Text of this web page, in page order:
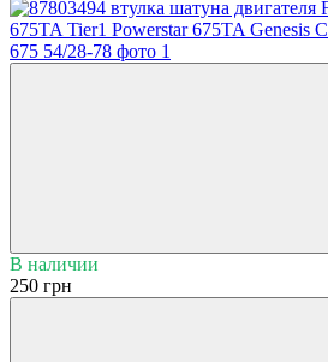
В наличии
250 грн